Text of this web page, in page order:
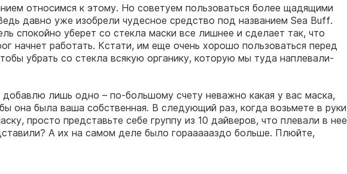
относимся к этому. Но советуем пользоваться более щадящими
давно уже изобрели чудесное средство под названием Sea Buff.
спокойно уберет со стекла маски все лишнее и сделает так, что
начнет работать. Кстати, им еще очень хорошо пользоваться перед
убрать со стекла всякую органику, которую мы туда наплевали-
добавлю лишь одно – по-большому счету неважно какая у вас маска,
она была ваша собственная. В следующий раз, когда возьмете в руки
просто представьте себе группу из 10 дайверов, что плевали в нее
А их на самом деле было гораааааздо больше. Плюйте,